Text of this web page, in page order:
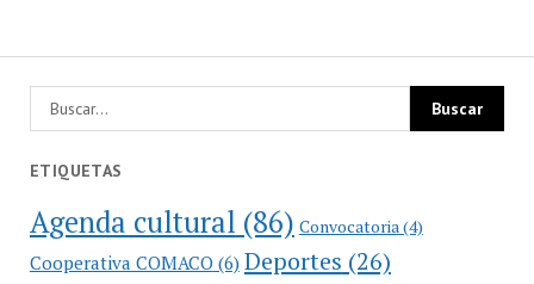
ETIQUETAS
Agenda cultural (86) Convocatoria (4)
Cooperativa COMACO(6) Deportes (26)